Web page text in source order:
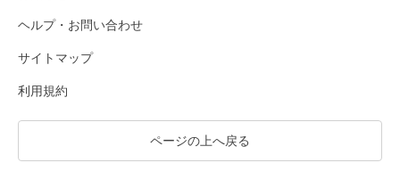
ヘルプ・お問い合わせ
サイトマップ
利用規約
ページの上へ戻る